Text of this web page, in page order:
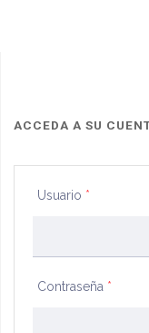
ACCEDA A SU
Usuario *
Contraseña *